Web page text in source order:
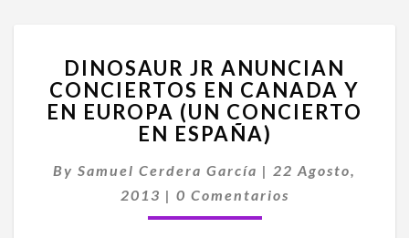
JR
ANUNCIAN
CONCIERTOS
EN
CANADA
Y
EN
DINOSAUR JR ANUNCIAN
CONCIERTOS EN CANADA Y
EN EUROPA (UN CONCIERTO
EN ESPAÑA)
By Samuel Cerdera García | 22 Agosto,
2013 | Comentarios
0 Comentarios